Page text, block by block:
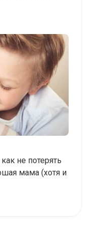
не потерять
мама (хотя и